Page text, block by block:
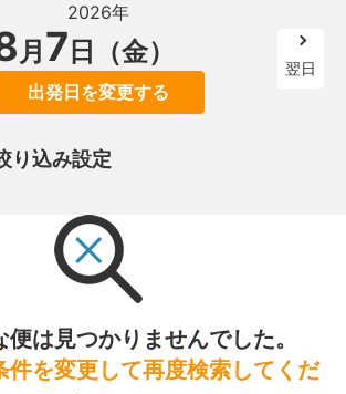
2026年
月 7 日（金）
出発日を変更する
翌日
り込み設定
は見つかりませんでした。
件を変更して再度検索してくだ